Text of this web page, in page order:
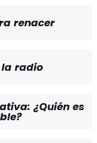
renacer
radio
¿Quién es